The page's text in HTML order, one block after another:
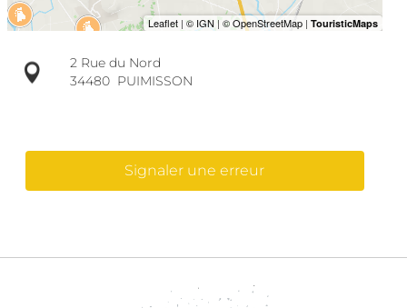
2 Rue du Nord
34480 PUIMISSON
Signaler une erreur